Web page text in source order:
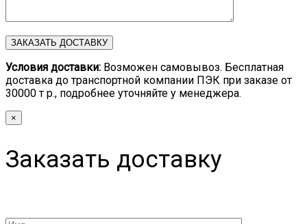
Условия доставки: Возможен самовывоз. Бесплатная
доставка до транспортной компании ПЭК при заказе от
30000 т р., подробнее уточняйте у менеджера.
×
Заказать доставку